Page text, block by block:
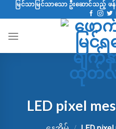
အကြောင်းအရာ
Skip
မြင်သာမြင်သာသော ဦးဆောင်သည့် ဖ
LED pixel